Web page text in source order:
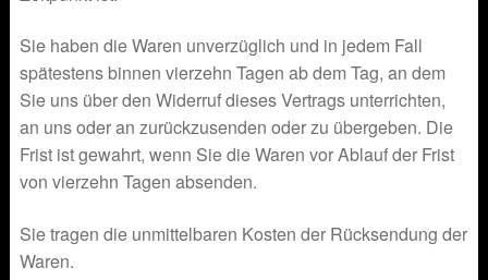
Sie haben die Waren unverzüglich und in jedem Fall
spätestens binnen vierzehn Tagen ab dem Tag, an dem
Sie uns über den Widerruf dieses Vertrags unterrichten,
an uns oder an zurückzusenden oder zu übergeben. Die
Frist ist gewahrt, wenn Sie die Waren vor Ablauf der Frist
von vierzehn Tagen absenden.
Sie tragen die unmittelbaren Kosten der Rücksendung der
Waren.